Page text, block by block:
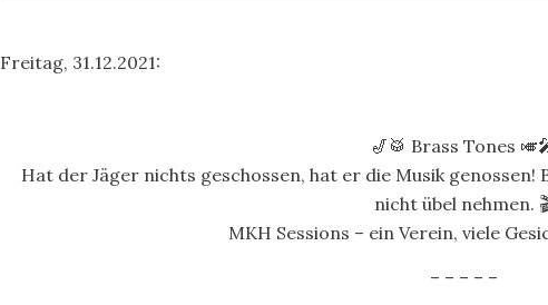
Freitag, 31.12.2021:
🎷🥁 Brass Tones
Hat der Jäger nichts geschossen, hat er die Musik genossen!
nicht übel nehmen.
MKH Sessions – ein Verein, viele
– – – – –